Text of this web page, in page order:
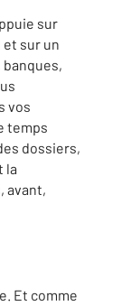
sur
et sur un
vos
temps
dossiers,
la
avant,
Et comme